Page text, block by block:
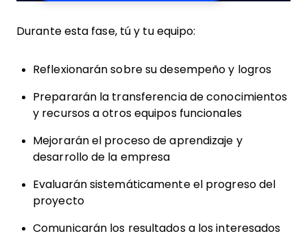
Durante esta fase, tú y tu equipo:
Reflexionarán sobre su desempeño y logros
Prepararán la transferencia de conocimientos
y recursos a otros equipos funcionales
Mejorarán el proceso de aprendizaje y
desarrollo de la empresa
Evaluarán sistemáticamente el progreso del
proyecto
Comunicarán los resultados a los interesados